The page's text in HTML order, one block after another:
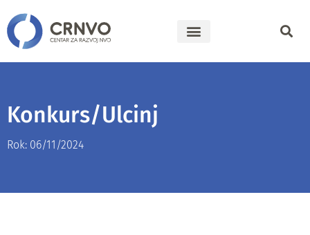
Konkurs/Ulcinj
Rok: 06/11/2024